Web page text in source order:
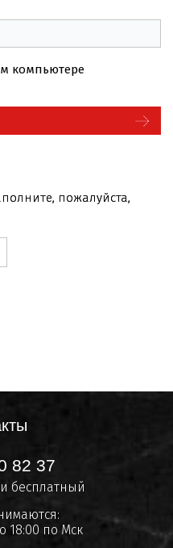
компьютере
пожалуйста,
82 37
бесплатный
18:00 по Мск